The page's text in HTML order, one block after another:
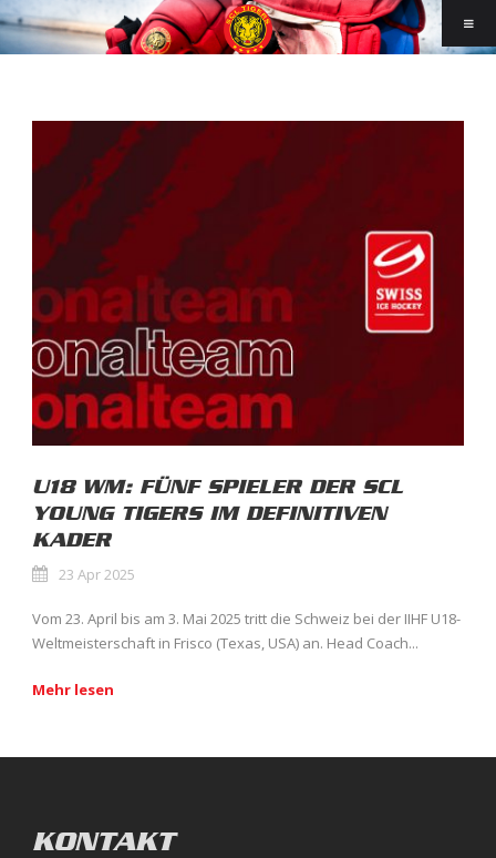
U18 WM: FÜNF SPIELER DER SCL
YOUNG TIGERS IM DEFINITIVEN
KADER
23 Apr 2025
Vom 23. April bis am 3. Mai 2025 tritt die Schweiz bei der IIHF U18-
Weltmeisterschaft in Frisco (Texas, USA) an. Head Coach...
Mehr lesen
KONTAKT